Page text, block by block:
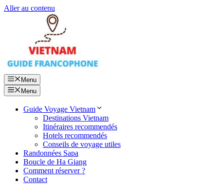
Aller au contenu
Menu
Menu
Guide Voyage Vietnam
Destinations Vietnam
Itinéraires recommendés
Hotels recommendés
Conseils de voyage utiles
Randonnées Sapa
Boucle de Ha Giang
Comment réserver ?
Contact